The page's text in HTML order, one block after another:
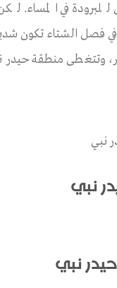
في المساء.
منطقة حيدر
نبي
نبي
نبي